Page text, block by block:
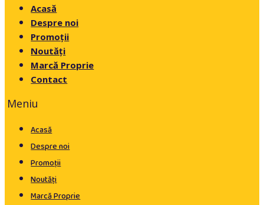
Acasă
Despre noi
Promoții
Noutăți
Marcă Proprie
Contact
Meniu
Acasă
Despre noi
Promoții
Noutăți
Marcă Proprie